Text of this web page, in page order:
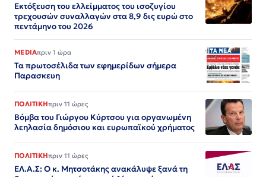
Εκτόξευση του ελλείμματος του ισοζυγίου
τρεχουσών συναλλαγών στα 8,9 δις ευρώ στο
πεντάμηνο του 2026
MEDIAπριν 1 ώρα
Τα πρωτοσέλιδα των εφημερίδων σήμερα
Παρασκευη
ΠΟΛΙΤΙΚΗπριν 11 ώρες
Βόμβα του Γιώργου Κύρτσου για οργανωμένη
λεηλασία δημόσιου και ευρωπαϊκού χρήματος
ΠΟΛΙΤΙΚΗπριν 11 ώρες
ΕΛ.Α.Σ: Ο κ. Μητσοτάκης ανακάλυψε ξανά τη